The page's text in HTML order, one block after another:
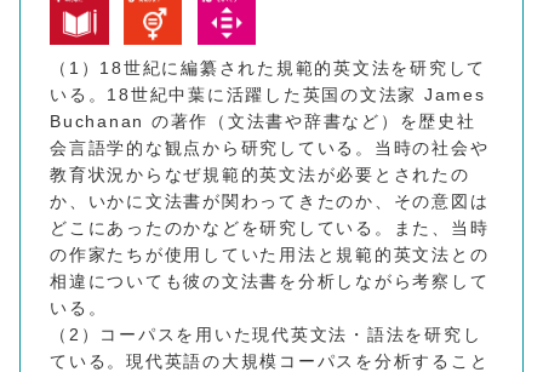
（1）18世紀に編纂された規範的英文法を研究して
いる。18世紀中葉に活躍した英国の文法家 James
Buchanan の著作（文法書や辞書など）を歴史社
会言語学的な観点から研究している。当時の社会や
教育状況からなぜ規範的英文法が必要とされたの
か、いかに文法書が関わってきたのか、その意図は
どこにあったのかなどを研究している。また、当時
の作家たちが使用していた用法と規範的英文法との
相違についても彼の文法書を分析しながら考察して
いる。
（2）コーパスを用いた現代英文法・語法を研究し
ている。現代英語の大規模コーパスを分析すること